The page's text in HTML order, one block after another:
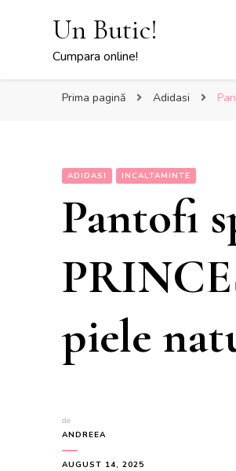
Un Butic!
Cumpara online!
Prima pagină Adidasi
ADIDASI INCALTAMINTE
Pantofi
piele
de
ANDREEA
AUGUST 14, 2025